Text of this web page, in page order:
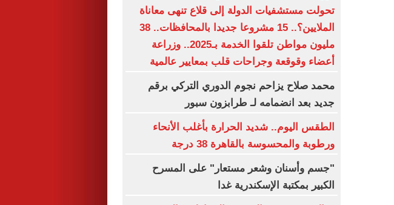
تحولت مستشفيات الدولة إلى قلاع تنهى معاناة
الملايين؟.. 15 مشروعا جديدا بالمحافظات.. 38
مليون مواطن تلقوا الخدمة بـ2025.. وزراعة
أعضاء وقوقعة وجراحات قلب بمعايير عالمية
محمد صلاح يزاحم نجوم الدوري التركي برقم
جديد بعد انضمامه لـ طرابزون سبور
الطقس اليوم.. شديد الحرارة بأغلب الأنحاء
ورطوبة والمحسوسة بالقاهرة 38 درجة
"جسم وأسنان وشعر مستعار" على المسرح
الكبير بمكتبة الإسكندرية غدا